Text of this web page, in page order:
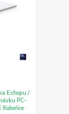
Eshopu /
PC-
Kobeřice